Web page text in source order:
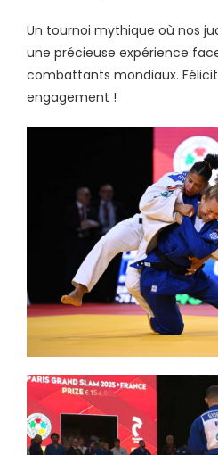
Un tournoi mythique où nos
une précieuse expérience
combattants mondiaux.
engagement !